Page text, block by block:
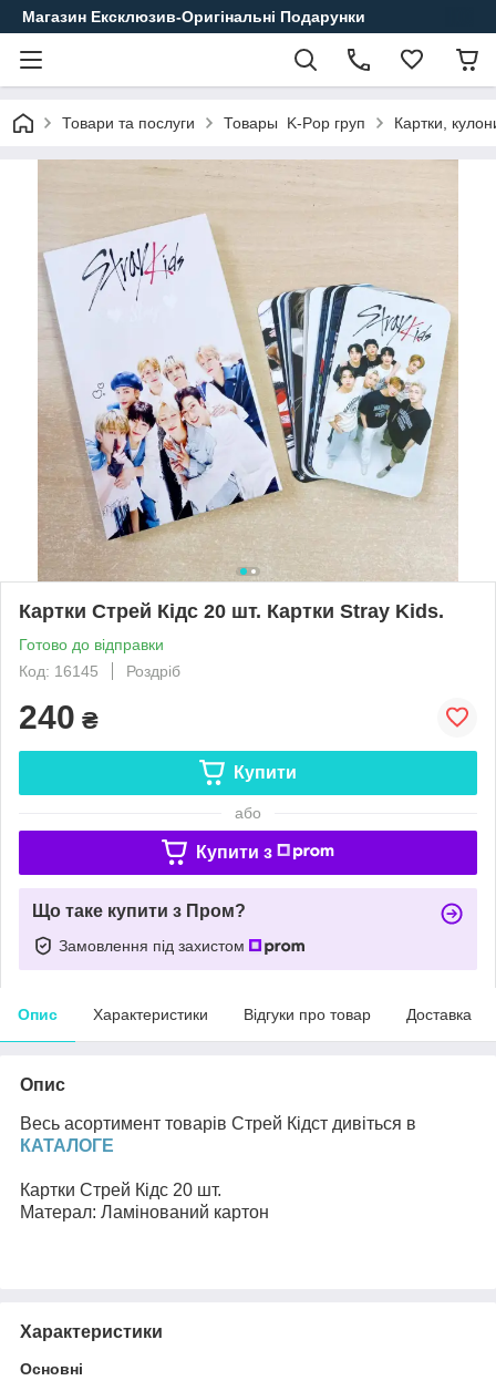
Магазин Ексклюзив-Оригінальні Подарунки
Товари та послуги Товары K-Pop груп Картки,
Картки Стрей Кідс 20 шт. Картки Stray Kids.
Готово до відправки
Код: 16145
Роздріб
240 ₴
Купити
або
Купити з
Що таке купити з Пром?
Замовлення під захистом
Опис Характеристики Відгуки про товар Доставка
Опис
Весь асортимент товарів Стрей Кідст дивіться в
КАТАЛОГЕ
Картки Стрей Кідс 20 шт.
Матерал: Ламінований картон
Характеристики
Основні